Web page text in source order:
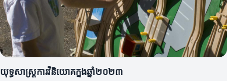
យុទ្ធសាស្ត្រការវិនិយោគក្នុងឆ្នាំ២០២៣